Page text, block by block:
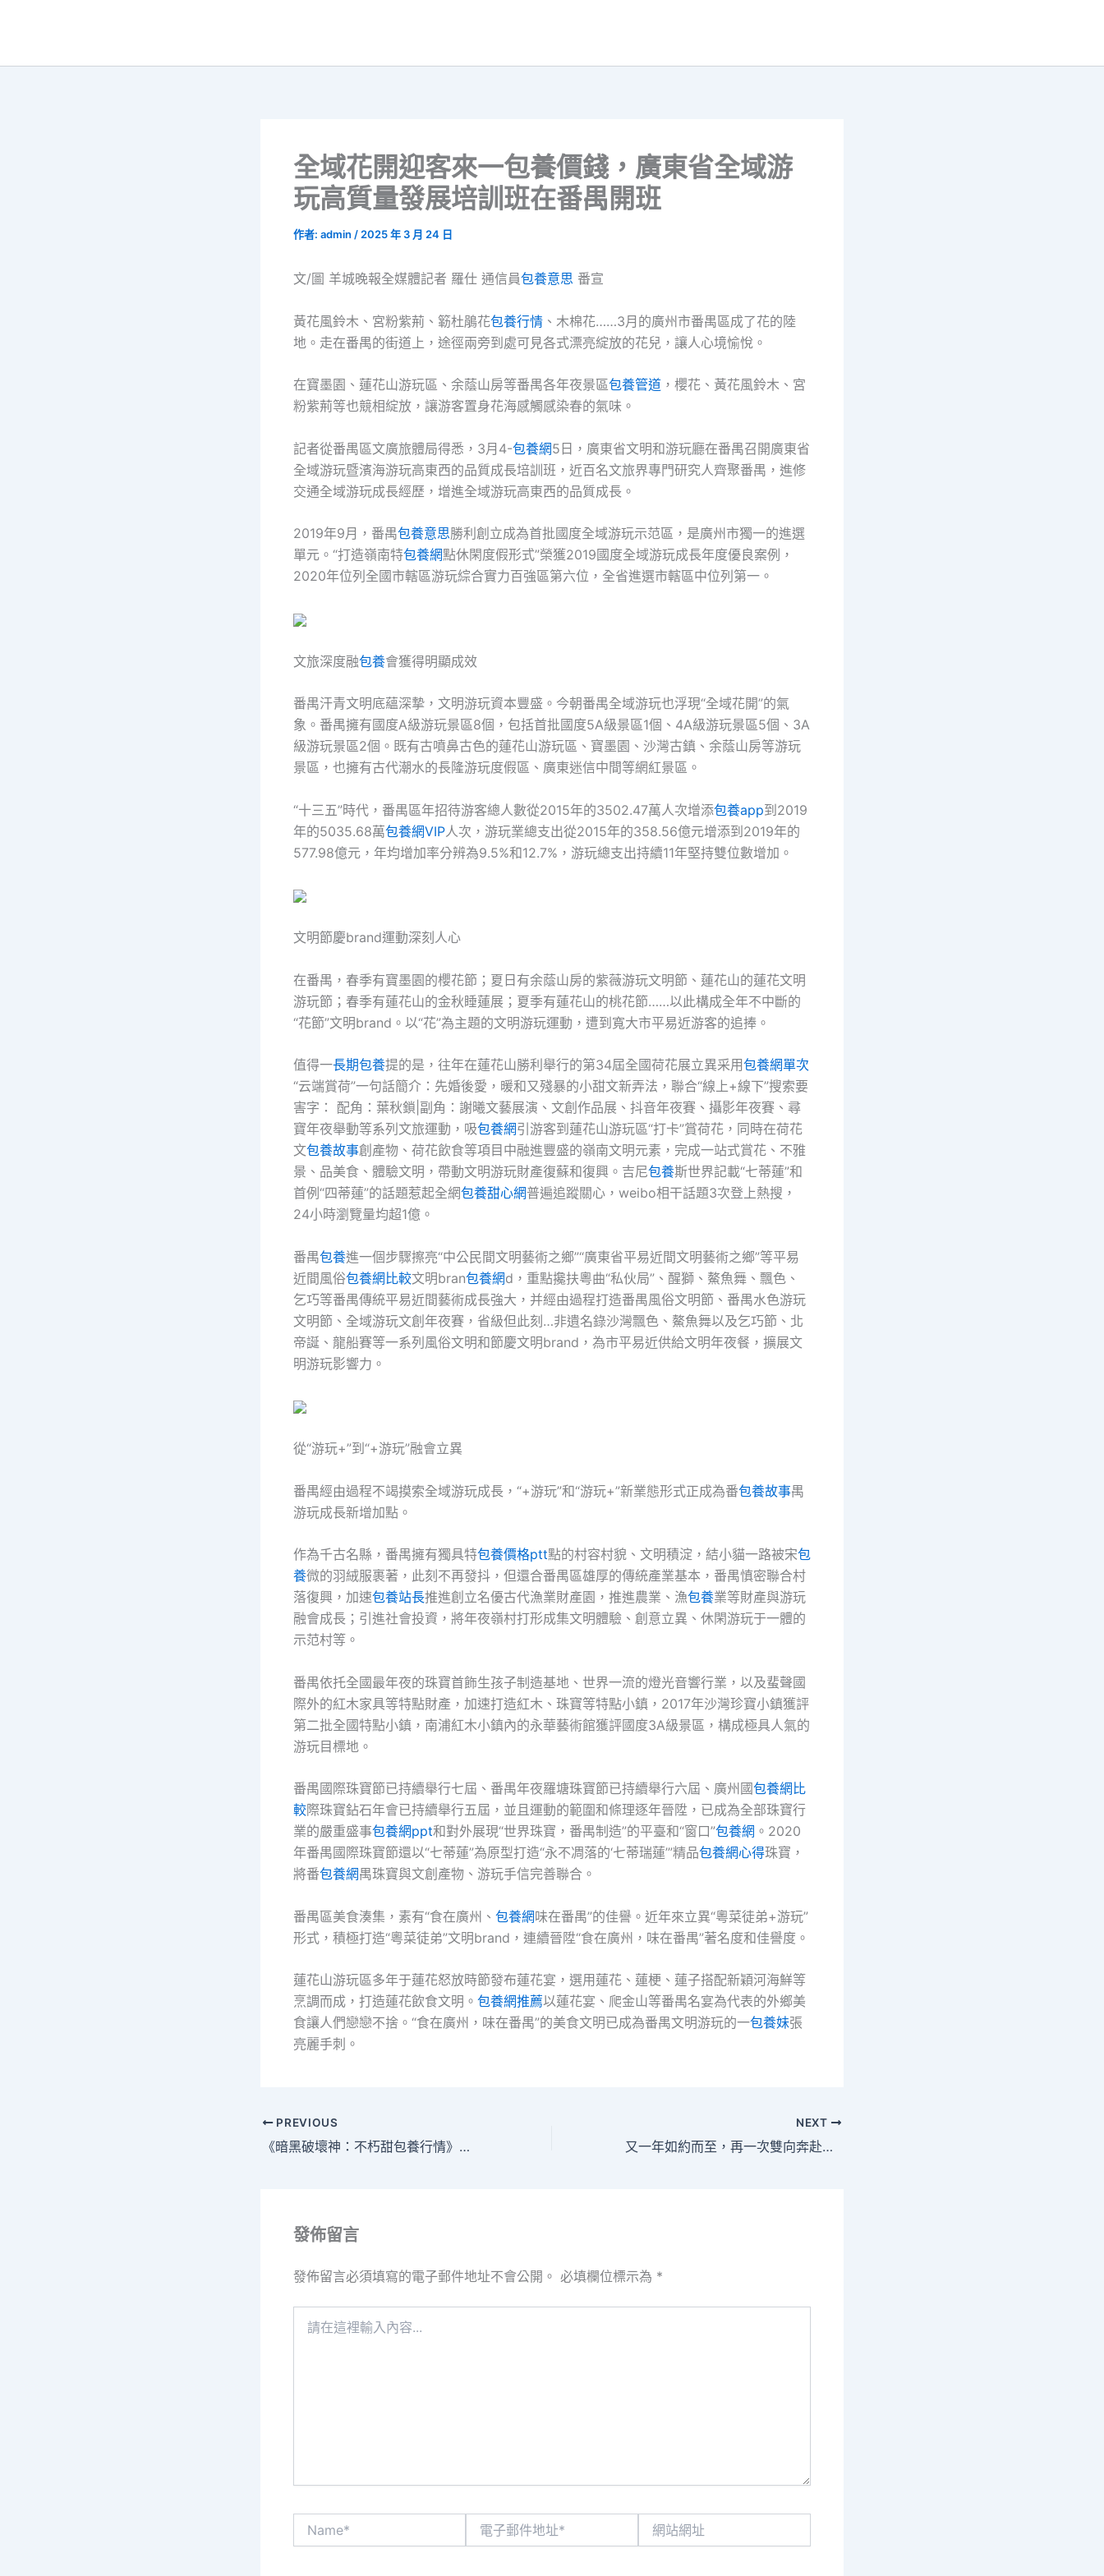
全域花開迎客來一包養價錢，廣東省全域游
玩高質量發展培訓班在番禺開班
作者: admin / 2025 年 3 月 24 日
文/圖 羊城晚報全媒體記者 羅仕 通信員包養意思 番宣
黃花風鈴木、宮粉紫荊、簕杜鵑花包養行情 、木棉花……3月的廣州市番禺區成了花的陸
地。走在番禺的街道上，途徑兩旁到處可見各式漂亮綻放的花兒，讓人心境愉悅。
在寶墨園、蓮花山游玩區、余蔭山房等番禺各年夜景區包養管道 ，櫻花、黃花風鈴木、宮
粉紫荊等也競相綻放，讓游客置身花海感觸感染春的氣味。
記者從番禺區文廣旅體局得悉，3月4-包養網5日，廣東省文明和游玩廳在番禺召開廣東省
全域游玩暨濱海游玩高東西的品質成長培訓班，近百名文旅界專門研究人齊聚番禺，進修
交通全域游玩成長經歷，增進全域游玩高東西的品質成長。
2019年9月，番禺包養意思勝利創立成為首批國度全域游玩示范區，是廣州市獨一的進選
單元。“打造嶺南特包養網點休閑度假形式”榮獲2019國度全域游玩成長年度優良案例，
2020年位列全國市轄區游玩綜合實力百強區第六位，全省進選市轄區中位列第一。
文旅深度融包養會獲得明顯成效
番禺汗青文明底蘊深摯，文明游玩資本豐盛。今朝番禺全域游玩也浮現“全域花開”的氣
象。番禺擁有國度A級游玩景區8個，包括首批國度5A級景區1個、4A級游玩景區5個、3A
級游玩景區2個。既有古噴鼻古色的蓮花山游玩區、寶墨園、沙灣古鎮、余蔭山房等游玩
景區，也擁有古代潮水的長隆游玩度假區、廣東迷信中間等網紅景區。
“十三五”時代，番禺區年招待游客總人數從2015年的3502.47萬人次增添包養app到2019
年的5035.68萬包養網VIP人次，游玩業總支出從2015年的358.56億元增添到2019年的
577.98億元，年均增加率分辨為9.5%和12.7%，游玩總支出持續11年堅持雙位數增加。
文明節慶brand運動深刻人心
在番禺，春季有寶墨園的櫻花節；夏日有余蔭山房的紫薇游玩文明節、蓮花山的蓮花文明
游玩節；春季有蓮花山的金秋睡蓮展；夏季有蓮花山的桃花節……以此構成全年不中斷的
“花節”文明brand。以“花”為主題的文明游玩運動，遭到寬大市平易近游客的追捧。
值得一長期包養提的是，往年在蓮花山勝利舉行的第34屆全國荷花展立異采用包養網單次
“云端賞荷”一句話簡介：先婚後愛，暖和又殘暴的小甜文新弄法，聯合“線上+線下”搜索要
害字： 配角：葉秋鎖|副角：謝曦文藝展演、文創作品展、抖音年夜賽、攝影年夜賽、尋
寶年夜舉動等系列文旅運動，吸包養網引游客到蓮花山游玩區“打卡”賞荷花，同時在荷花
文包養故事創產物、荷花飲食等項目中融進豐盛的嶺南文明元素，完成一站式賞花、不雅
景、品美食、體驗文明，帶動文明游玩財產復蘇和復興。吉尼包養斯世界記載“七蒂蓮”和
首例“四蒂蓮”的話題惹起全網包養甜心網普遍追蹤關心，weibo相干話題3次登上熱搜，
24小時瀏覽量均超1億。
番禺包養進一個步驟擦亮“中公民間文明藝術之鄉”“廣東省平易近間文明藝術之鄉”等平易
近間風俗包養網比較文明bran包養網d，重點攙扶粵曲“私伙局”、醒獅、鰲魚舞、飄色、
乞巧等番禺傳統平易近間藝術成長強大，并經由過程打造番禺風俗文明節、番禺水色游玩
文明節、全域游玩文創年夜賽，省級但此刻…非遺名錄沙灣飄色、鰲魚舞以及乞巧節、北
帝誕、龍船賽等一系列風俗文明和節慶文明brand，為市平易近供給文明年夜餐，擴展文
明游玩影響力。
從“游玩+”到“+游玩”融會立異
番禺經由過程不竭摸索全域游玩成長，“+游玩”和“游玩+”新業態形式正成為番包養故事禺
游玩成長新增加點。
作為千古名縣，番禺擁有獨具特包養價格ptt點的村容村貌、文明積淀，結小貓一路被宋包
養微的羽絨服裹著，此刻不再發抖，但還合番禺區雄厚的傳統產業基本，番禺慎密聯合村
落復興，加速包養站長推進創立名優古代漁業財產園，推進農業、漁包養業等財產與游玩
融會成長；引進社會投資，將年夜嶺村打形成集文明體驗、創意立異、休閑游玩于一體的
示范村等。
番禺依托全國最年夜的珠寶首飾生孩子制造基地、世界一流的燈光音響行業，以及蜚聲國
際外的紅木家具等特點財產，加速打造紅木、珠寶等特點小鎮，2017年沙灣珍寶小鎮獲評
第二批全國特點小鎮，南浦紅木小鎮內的永華藝術館獲評國度3A級景區，構成極具人氣的
游玩目標地。
番禺國際珠寶節已持續舉行七屆、番禺年夜羅塘珠寶節已持續舉行六屆、廣州國包養網比
較際珠寶鉆石年會已持續舉行五屆，並且運動的範圍和條理逐年晉陞，已成為全部珠寶行
業的嚴重盛事包養網ppt和對外展現“世界珠寶，番禺制造”的平臺和“窗口”包養網 。2020
年番禺國際珠寶節還以“七蒂蓮”為原型打造“永不凋落的‘七蒂瑞蓮’”精品包養網心得珠寶，
將番包養網禺珠寶與文創產物、游玩手信完善聯合。
番禺區美食湊集，素有“食在廣州、 包養網味在番禺”的佳譽。近年來立異“粵菜徒弟+游玩”
形式，積極打造“粵菜徒弟”文明brand，連續晉陞“食在廣州，味在番禺”著名度和佳譽度。
蓮花山游玩區多年于蓮花怒放時節發布蓮花宴，選用蓮花、蓮梗、蓮子搭配新穎河海鮮等
烹調而成，打造蓮花飲食文明。 包養網推薦以蓮花宴、爬金山等番禺名宴為代表的外鄉美
食讓人們戀戀不捨。“食在廣州，味在番禺”的美食文明已成為番禺文明游玩的一包養妹張
亮麗手刺。
PREVIOUS
《暗黑破壞神：不朽甜包養行情》驚喜日即將開啟，7月29日豐厚年夜禮等你拿！
NEXT
又一年如約而至，再一次雙向奔赴：2023年東莞市“百校臺包養行情千人”實習計劃正式啟動
發佈留言
發佈留言必須填寫的電子郵件地址不會公開。 必填欄位標示為 *